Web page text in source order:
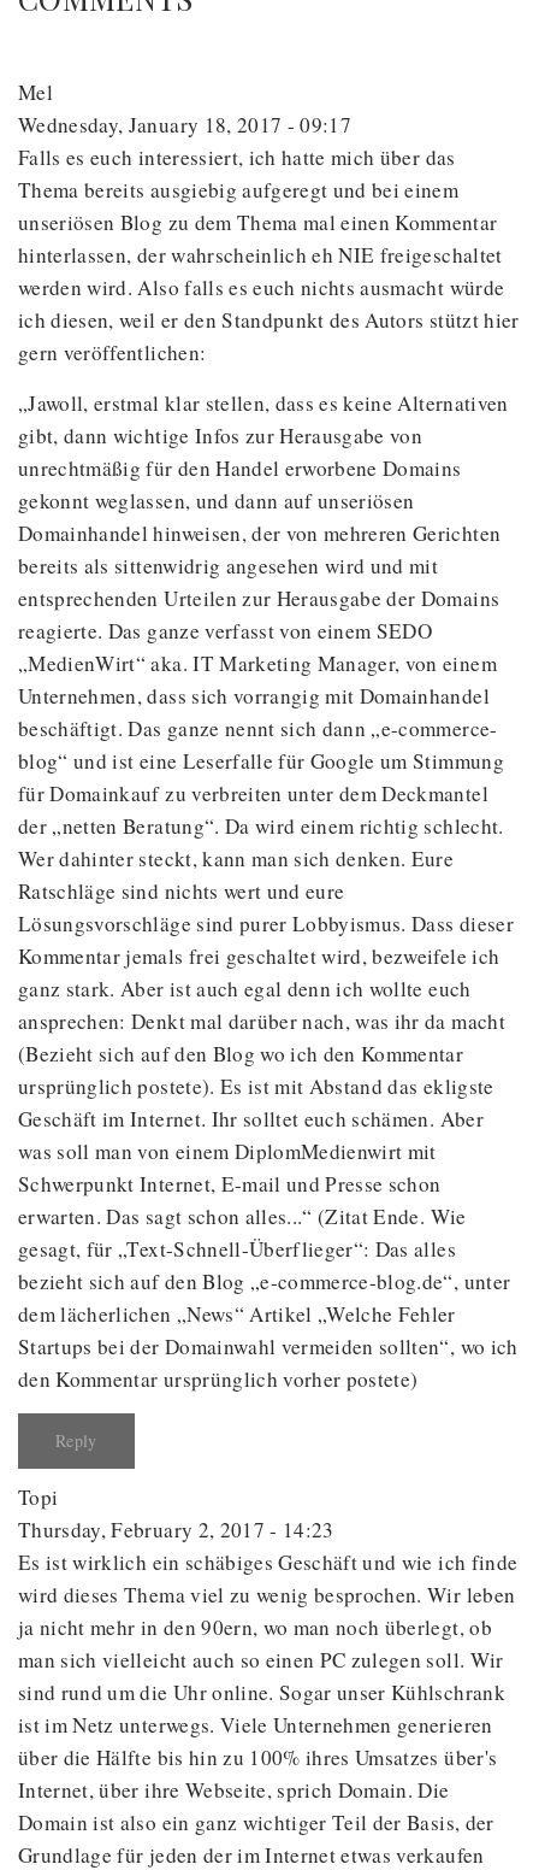
Mel
Wednesday, January 18, 2017 - 09:17
Falls es euch interessiert, ich hatte mich über das
Thema bereits ausgiebig aufgeregt und bei einem
unseriösen Blog zu dem Thema mal einen Kommentar
hinterlassen, der wahrscheinlich eh NIE freigeschaltet
werden wird. Also falls es euch nichts ausmacht würde
ich diesen, weil er den Standpunkt des Autors stützt hier
gern veröffentlichen:
„Jawoll, erstmal klar stellen, dass es keine Alternativen
gibt, dann wichtige Infos zur Herausgabe von
unrechtmäßig für den Handel erworbene Domains
gekonnt weglassen, und dann auf unseriösen
Domainhandel hinweisen, der von mehreren Gerichten
bereits als sittenwidrig angesehen wird und mit
entsprechenden Urteilen zur Herausgabe der Domains
reagierte. Das ganze verfasst von einem SEDO
„MedienWirt“ aka. IT Marketing Manager, von einem
Unternehmen, dass sich vorrangig mit Domainhandel
beschäftigt. Das ganze nennt sich dann „e-commerce-
blog“ und ist eine Leserfalle für Google um Stimmung
für Domainkauf zu verbreiten unter dem Deckmantel
der „netten Beratung“. Da wird einem richtig schlecht.
Wer dahinter steckt, kann man sich denken. Eure
Ratschläge sind nichts wert und eure
Lösungsvorschläge sind purer Lobbyismus. Dass dieser
Kommentar jemals frei geschaltet wird, bezweifele ich
ganz stark. Aber ist auch egal denn ich wollte euch
ansprechen: Denkt mal darüber nach, was ihr da macht
(Bezieht sich auf den Blog wo ich den Kommentar
ursprünglich postete). Es ist mit Abstand das ekligste
Geschäft im Internet. Ihr solltet euch schämen. Aber
was soll man von einem DiplomMedienwirt mit
Schwerpunkt Internet, E-mail und Presse schon
erwarten. Das sagt schon alles...“ (Zitat Ende. Wie
gesagt, für „Text-Schnell-Überflieger“: Das alles
bezieht sich auf den Blog „e-commerce-blog.de“, unter
dem lächerlichen „News“ Artikel „Welche Fehler
Startups bei der Domainwahl vermeiden sollten“, wo ich
den Kommentar ursprünglich vorher postete)
Reply
Topi
Thursday, February 2, 2017 - 14:23
Es ist wirklich ein schäbiges Geschäft und wie ich finde
wird dieses Thema viel zu wenig besprochen. Wir leben
ja nicht mehr in den 90ern, wo man noch überlegt, ob
man sich vielleicht auch so einen PC zulegen soll. Wir
sind rund um die Uhr online. Sogar unser Kühlschrank
ist im Netz unterwegs. Viele Unternehmen generieren
über die Hälfte bis hin zu 100% ihres Umsatzes über's
Internet, über ihre Webseite, sprich Domain. Die
Domain ist also ein ganz wichtiger Teil der Basis, der
Grundlage für jeden der im Internet etwas verkaufen